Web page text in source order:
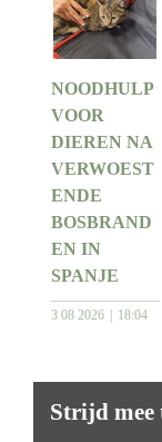
NOODHULP
VOOR
DIEREN NA
VERWOEST
ENDE
BOSBRAND
EN IN
SPANJE
3 08 2026 18:04
Strijd mee